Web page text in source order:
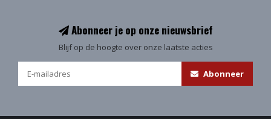
Abonneer je op onze nieuwsbrief
Blijf op de hoogte over onze laatste acties
Abonneer